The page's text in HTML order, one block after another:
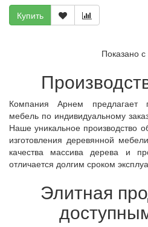
Купить
Показано
Компания Арнем предлагает
мебель по индивидуальному
Наше уникальное производство
изготовления деревянной
качества массива дерева и
отличается долгим сроком
Элитная